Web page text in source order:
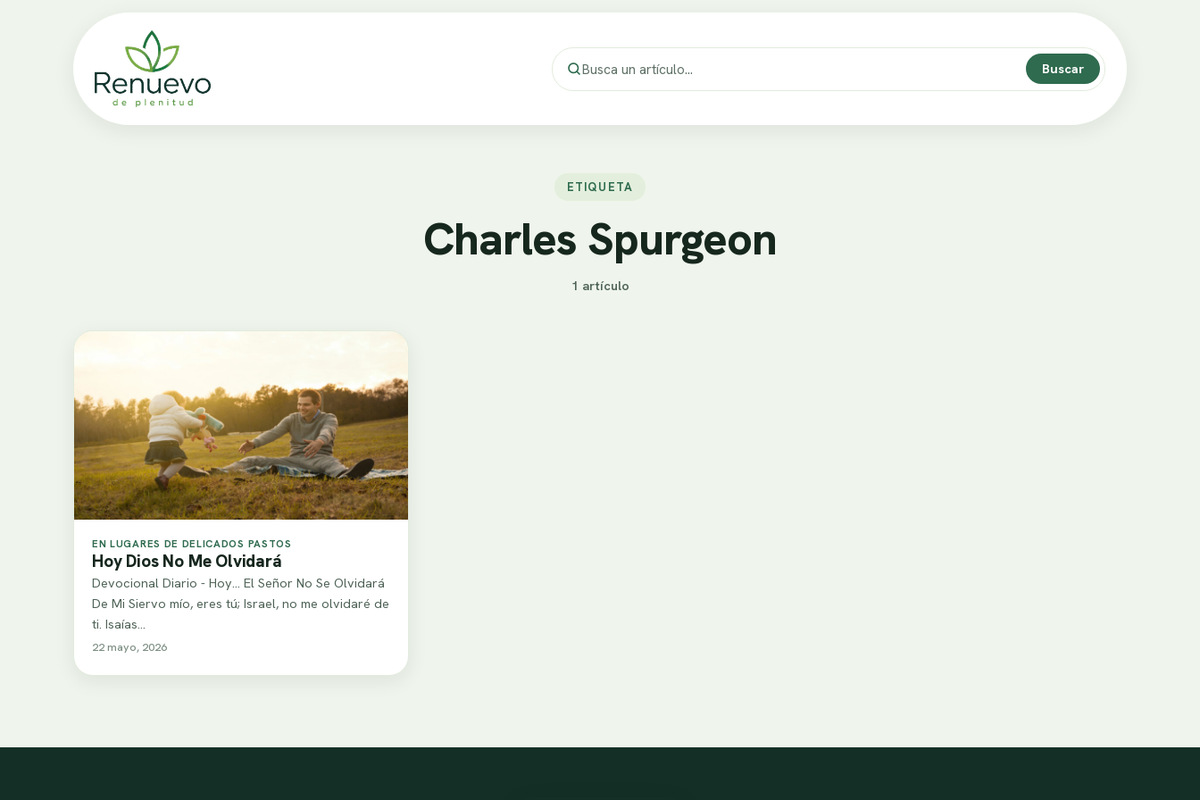
Buscar
ETIQUETA
Charles Spurgeon
1 artículo
EN LUGARES DE DELICADOS PASTOS
Hoy Dios No Me Olvidará
Devocional Diario - Hoy... El Señor No Se Olvidará
De Mi Siervo mío, eres tú; Israel, no me olvidaré de
ti. Isaías…
22 mayo, 2026